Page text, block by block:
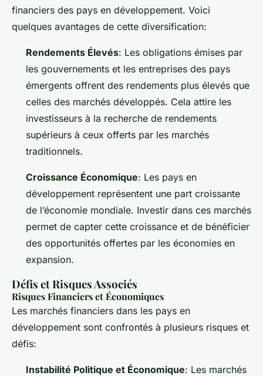
financiers des pays en développement. Voici
quelques avantages de cette diversification:
Rendements Élevés: Les obligations émises par
les gouvernements et les entreprises des pays
émergents offrent des rendements plus élevés que
celles des marchés développés. Cela attire les
investisseurs à la recherche de rendements
supérieurs à ceux offerts par les marchés
traditionnels.
Croissance Économique: Les pays en
développement représentent une part croissante
de l’économie mondiale. Investir dans ces marchés
permet de capter cette croissance et de bénéficier
des opportunités offertes par les économies en
expansion.
Défis et Risques Associés
Risques Financiers et Économiques
Les marchés financiers dans les pays en
développement sont confrontés à plusieurs risques et
défis:
Instabilité Politique et Économique: Les marchés